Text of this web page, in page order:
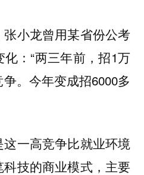
小龙曾用某省份公考
：“两三年前，招1万
。今年变成招6000多
一高竞争比就业环境
技的商业模式，主要